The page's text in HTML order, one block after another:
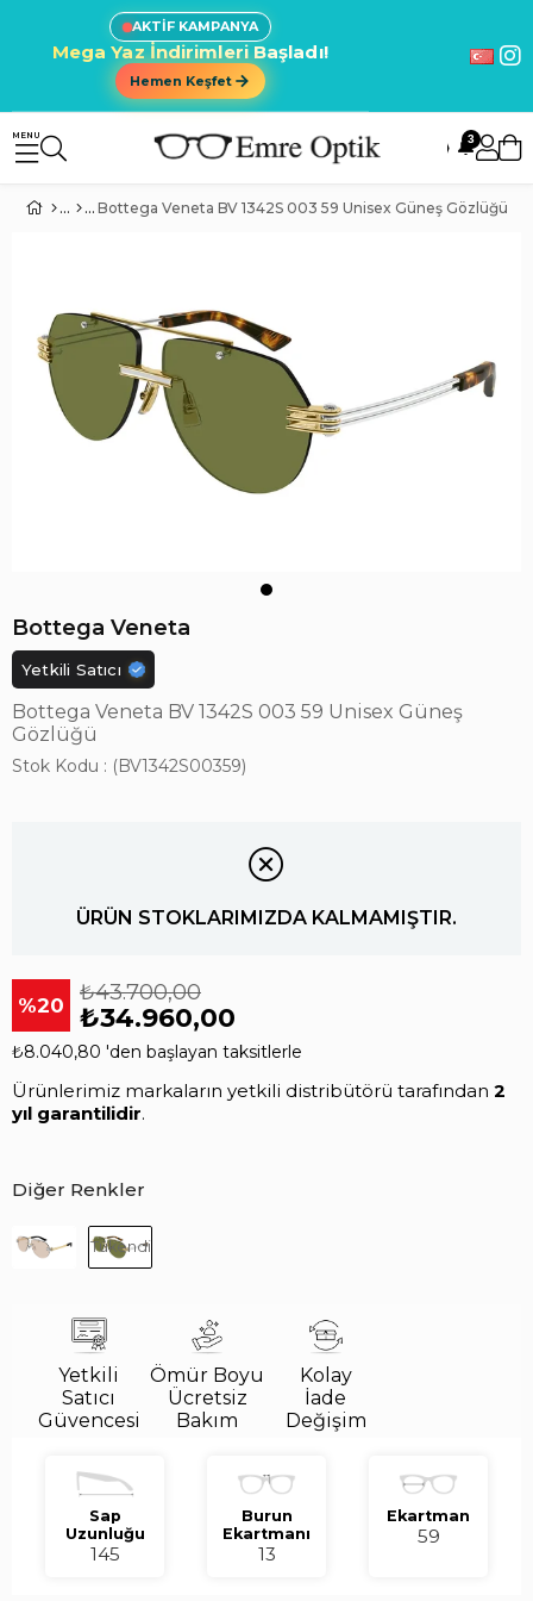
AKTİF KAMPANYA
Mega Yaz İndirimleri Başladı!
Hemen Keşfet
🔔
3
Bottega Veneta BV 1342S 003 59 Unisex Güneş Gözlüğü
Bottega Veneta
Yetkili Satıcı
Bottega Veneta BV 1342S 003 59 Unisex Güneş
Gözlüğü
Stok Kodu (BV1342S00359)
ÜRÜN STOKLARIMIZDA KALMAMIŞTIR.
20 ₺43.700,00
₺34.960,00
₺8.040,80 'den başlayan taksitlerle
Ürünlerimiz markaların yetkili distribütörü tarafından 2
yıl garantilidir.
Diğer Renkler
Tükendi
Yetkili
Satıcı
Güvencesi
Ömür Boyu
Ücretsiz
Bakım
Kolay
İade
Değişim
Sap
Uzunluğu
145
Burun
Ekartmanı
13
Ekartman
59